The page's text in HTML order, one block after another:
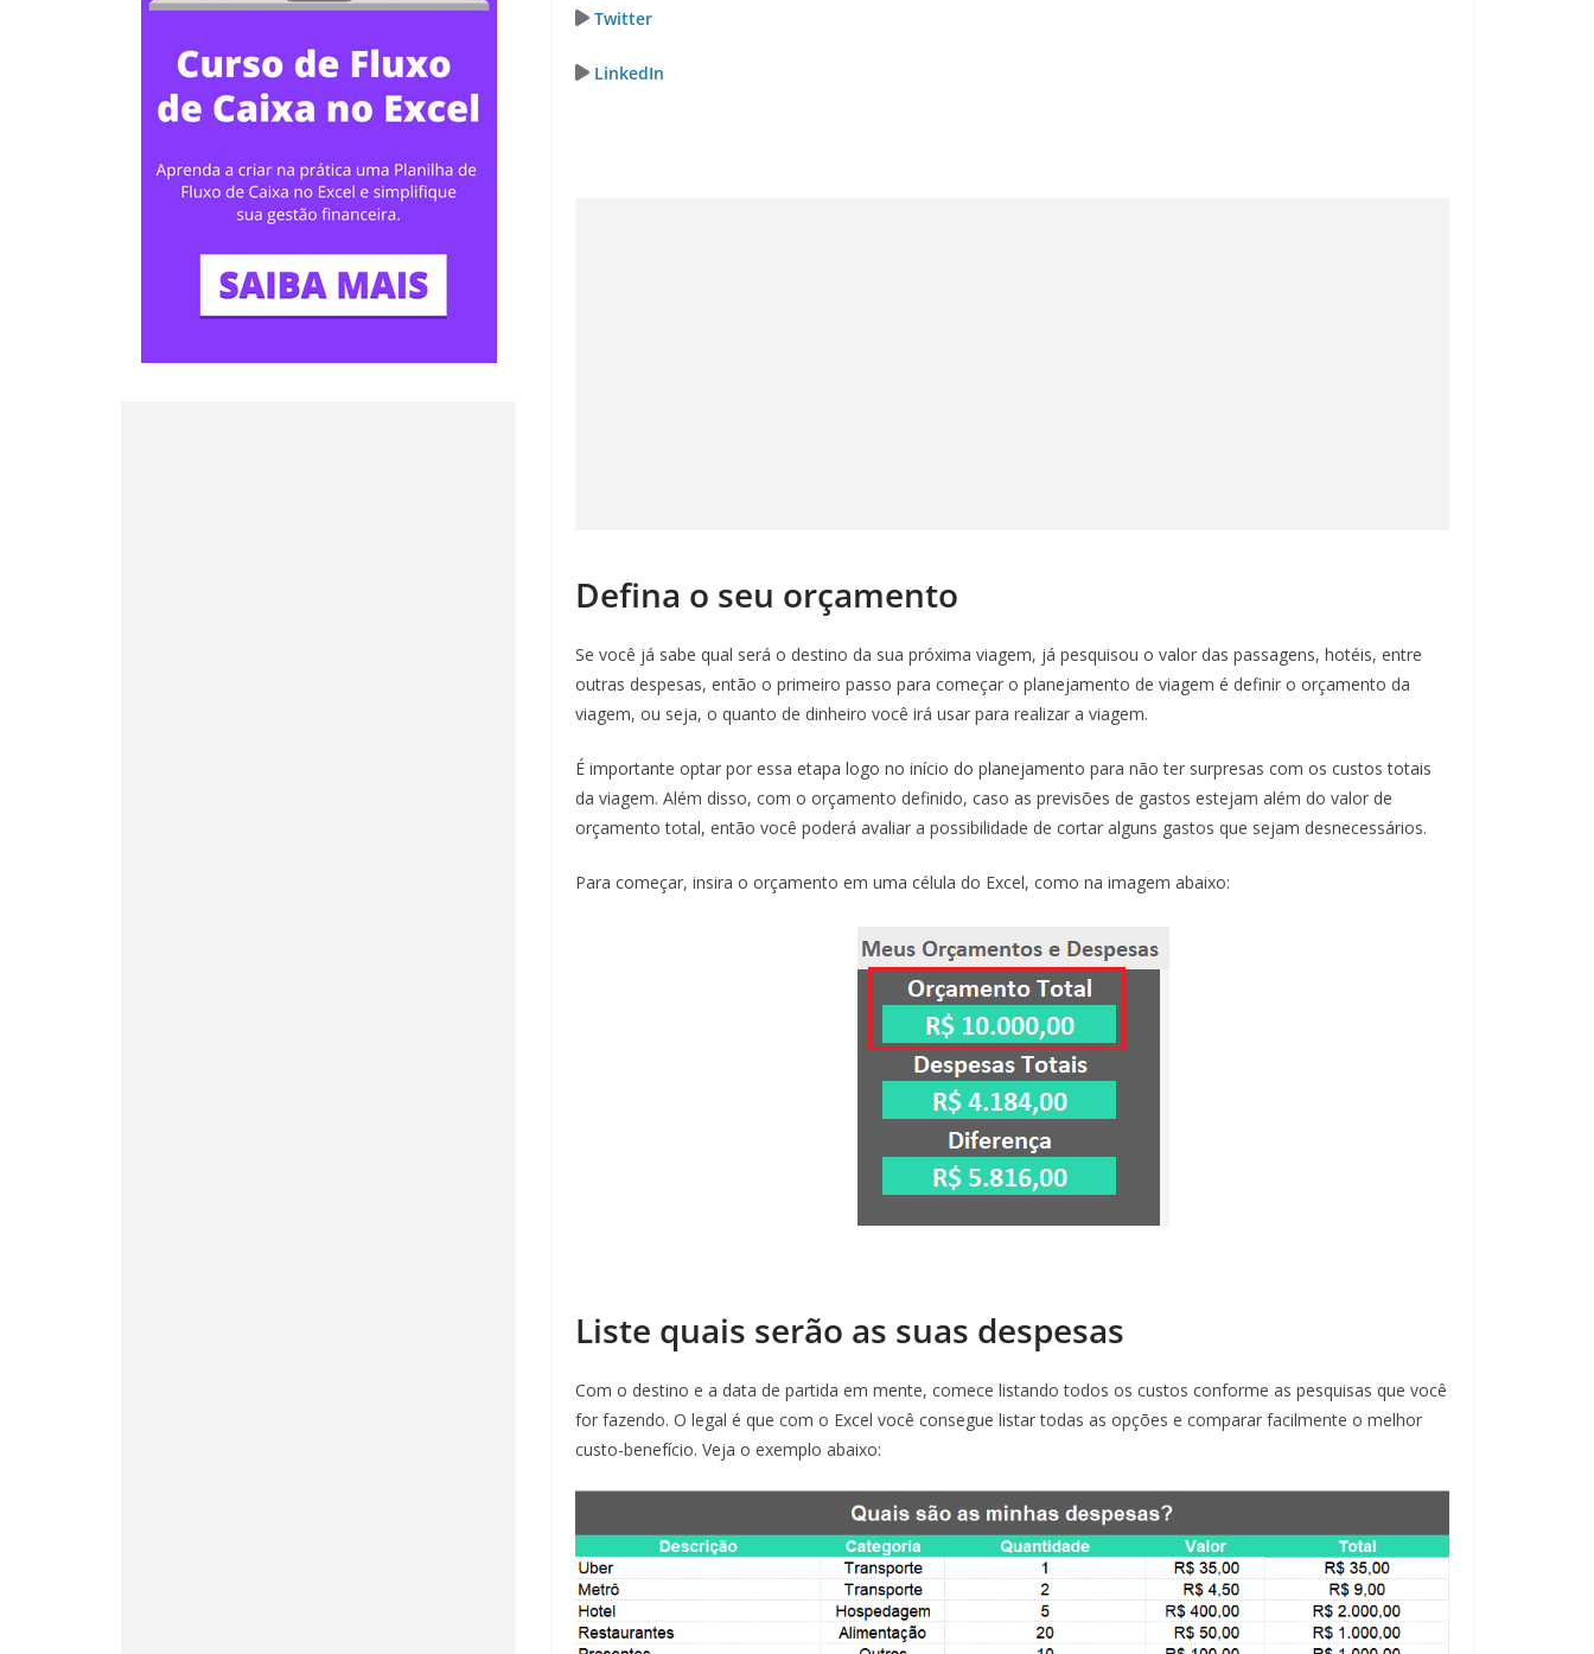
Twitter
LinkedIn
Defina o seu orçamento
Se você já sabe qual será o destino da sua próxima viagem, já pesquisou o valor das passagens, hotéis, entre
outras despesas, então o primeiro passo para começar o planejamento de viagem é definir o orçamento da
viagem, ou seja, o quanto de dinheiro você irá usar para realizar a viagem.
É importante optar por essa etapa logo no início do planejamento para não ter surpresas com os custos totais
da viagem. Além disso, com o orçamento definido, caso as previsões de gastos estejam além do valor de
orçamento total, então você poderá avaliar a possibilidade de cortar alguns gastos que sejam desnecessários.
Para começar, insira o orçamento em uma célula do Excel, como na imagem abaixo:
Liste quais serão as suas despesas
Com o destino e a data de partida em mente, comece listando todos os custos conforme as pesquisas que você
for fazendo. O legal é que com o Excel você consegue listar todas as opções e comparar facilmente o melhor
custo-benefício. Veja o exemplo abaixo: